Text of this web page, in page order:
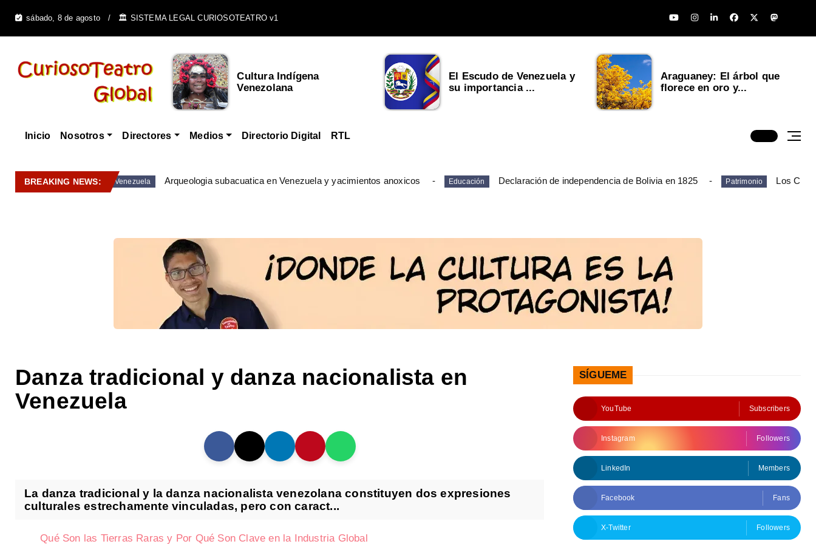
sábado, 8 de agosto 🏛️ SISTEMA LEGAL CURIOSOTEATRO v1
Arte Colonial en
Venezuela - Pintura, Es...
Cultura Indígena
Venezolana
El Escudo de Venezuela y
su importancia ...
Araguaney: El árbol que
florece en oro y...
Inicio Nosotros Directores Medios Directorio Digital RTL
BREAKING NEWS: Venezuela Arqueologia subacuatica en Venezuela y yacimientos anoxicos Educación Declaración de independencia de Bolivia en 1825 Patrimonio Los
Danza tradicional y danza nacionalista en
Venezuela
La danza tradicional y la danza nacionalista venezolana constituyen dos expresiones
culturales estrechamente vinculadas, pero con caract...
Qué Son las Tierras Raras y Por Qué Son Clave en la Industria Global
SÍGUEME
YouTube Subscribers
Instagram Followers
LinkedIn Members
Facebook Fans
X-Twitter Followers